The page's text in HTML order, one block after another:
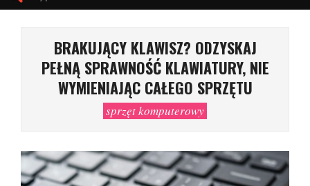
BRAKUJĄCY KLAWISZ? ODZYSKAJ
PEŁNĄ SPRAWNOŚĆ KLAWIATURY, NIE
WYMIENIAJĄC CAŁEGO SPRZĘTU
sprzęt komputerowy